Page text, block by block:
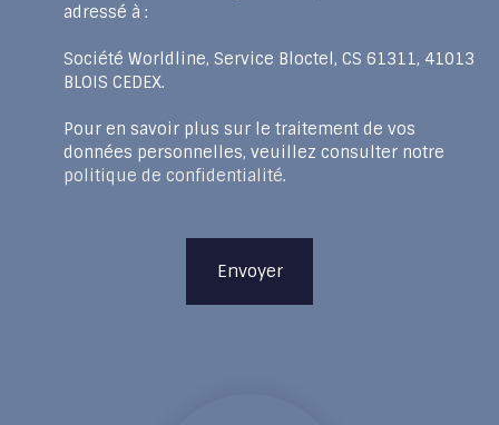
adressé à :
Société Worldline, Service Bloctel, CS 61311, 41013
BLOIS CEDEX.
Pour en savoir plus sur le traitement de vos
données personnelles, veuillez consulter notre
politique de confidentialité.
Envoyer